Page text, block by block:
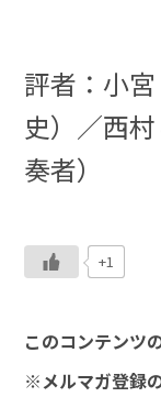
評者：小
史）／西
奏者）
+1
このコンテンツ
※メルマガ登録